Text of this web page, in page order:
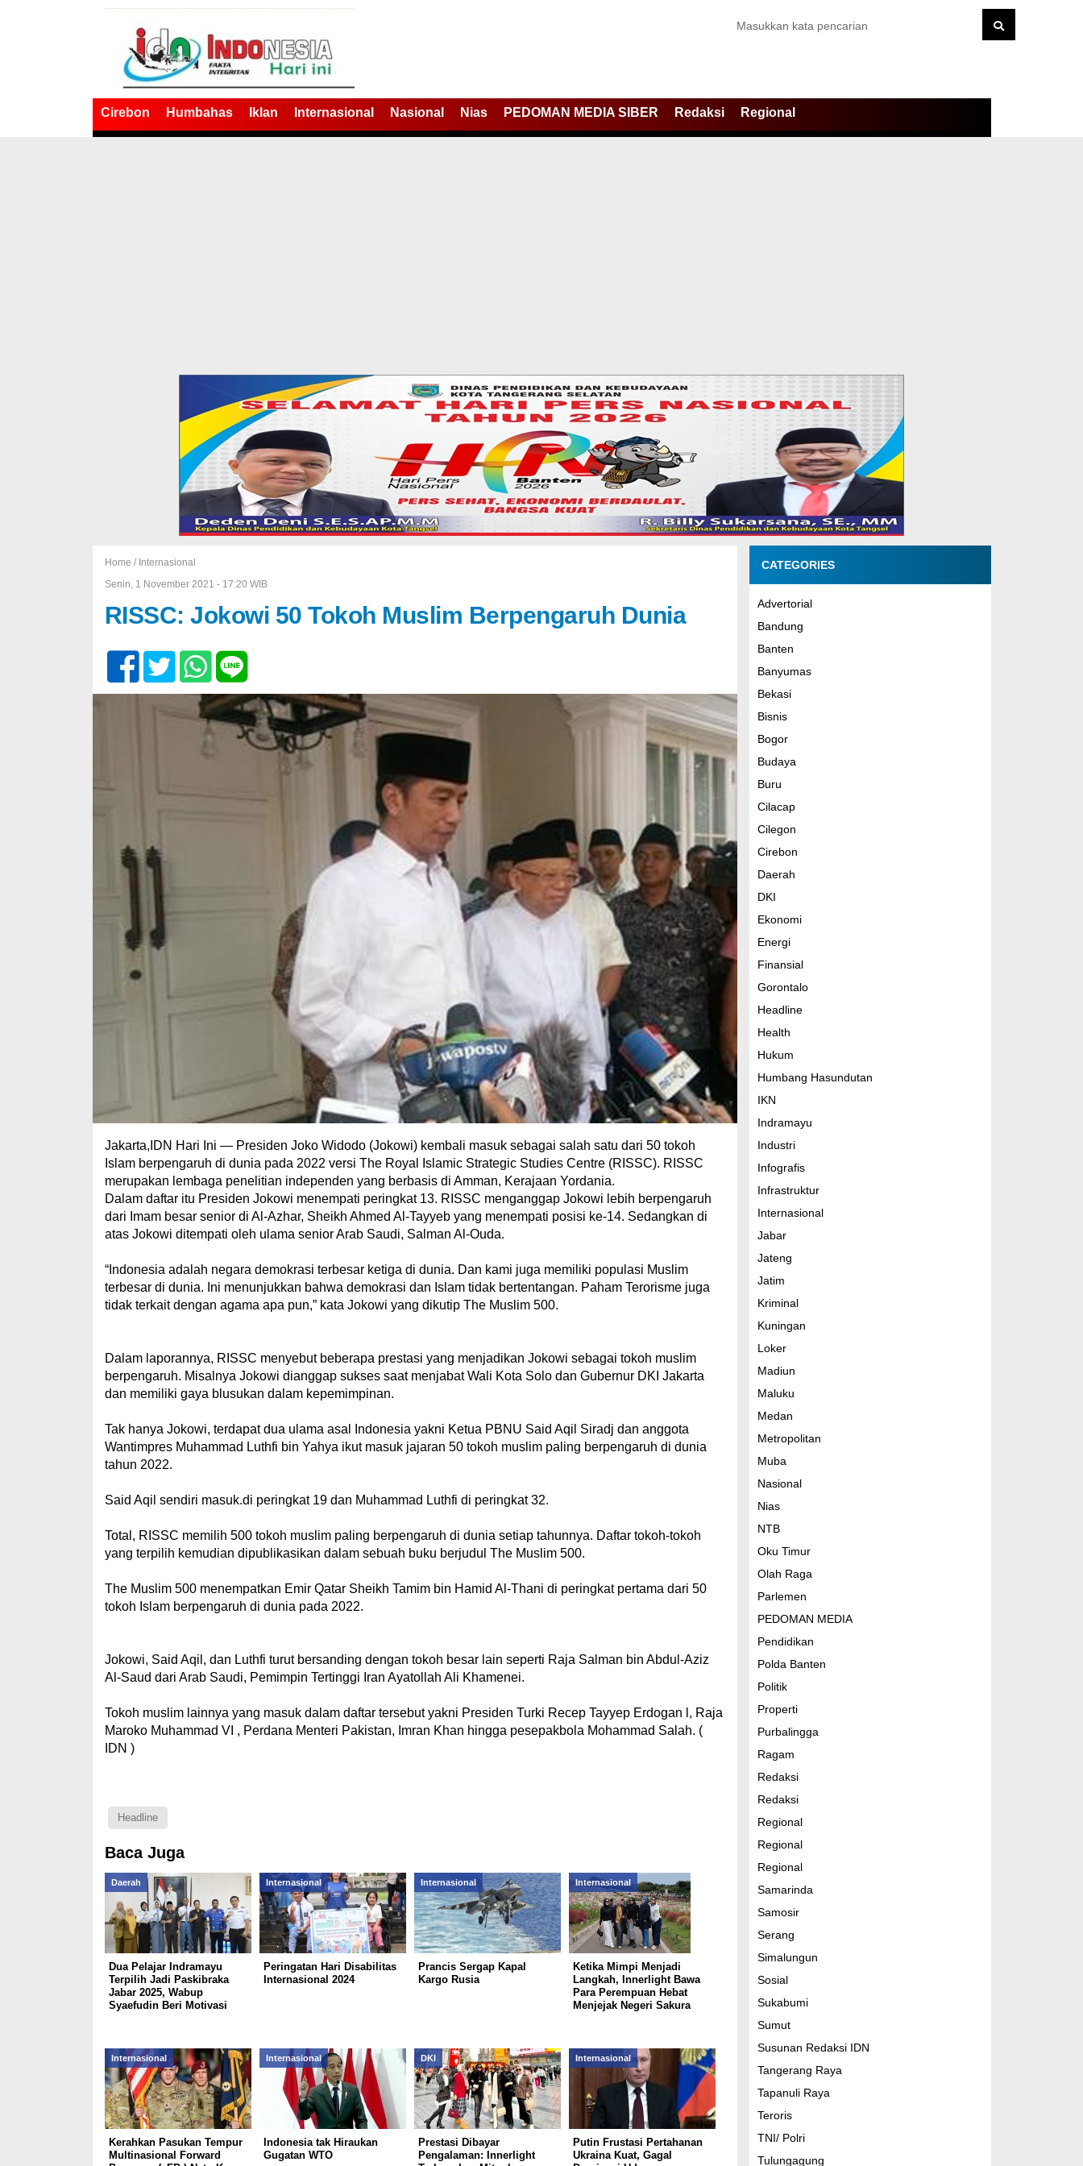
Cirebon Humbahas Iklan Internasional Nasional Nias PEDOMAN MEDIA SIBER Redaksi Regional
Home / Internasional
Senin, 1 November 2021 - 17:20 WIB
RISSC: Jokowi 50 Tokoh Muslim Berpengaruh Dunia
Jakarta,IDN Hari Ini — Presiden Joko Widodo (Jokowi) kembali masuk sebagai salah satu dari 50 tokoh
Islam berpengaruh di dunia pada 2022 versi The Royal Islamic Strategic Studies Centre (RISSC). RISSC
merupakan lembaga penelitian independen yang berbasis di Amman, Kerajaan Yordania.
Dalam daftar itu Presiden Jokowi menempati peringkat 13. RISSC menganggap Jokowi lebih berpengaruh
dari Imam besar senior di Al-Azhar, Sheikh Ahmed Al-Tayyeb yang menempati posisi ke-14. Sedangkan di
atas Jokowi ditempati oleh ulama senior Arab Saudi, Salman Al-Ouda.
“Indonesia adalah negara demokrasi terbesar ketiga di dunia. Dan kami juga memiliki populasi Muslim
terbesar di dunia. Ini menunjukkan bahwa demokrasi dan Islam tidak bertentangan. Paham Terorisme juga
tidak terkait dengan agama apa pun,” kata Jokowi yang dikutip The Muslim 500.
Dalam laporannya, RISSC menyebut beberapa prestasi yang menjadikan Jokowi sebagai tokoh muslim
berpengaruh. Misalnya Jokowi dianggap sukses saat menjabat Wali Kota Solo dan Gubernur DKI Jakarta
dan memiliki gaya blusukan dalam kepemimpinan.
Tak hanya Jokowi, terdapat dua ulama asal Indonesia yakni Ketua PBNU Said Aqil Siradj dan anggota
Wantimpres Muhammad Luthfi bin Yahya ikut masuk jajaran 50 tokoh muslim paling berpengaruh di dunia
tahun 2022.
Said Aqil sendiri masuk.di peringkat 19 dan Muhammad Luthfi di peringkat 32.
Total, RISSC memilih 500 tokoh muslim paling berpengaruh di dunia setiap tahunnya. Daftar tokoh-tokoh
yang terpilih kemudian dipublikasikan dalam sebuah buku berjudul The Muslim 500.
The Muslim 500 menempatkan Emir Qatar Sheikh Tamim bin Hamid Al-Thani di peringkat pertama dari 50
tokoh Islam berpengaruh di dunia pada 2022.
Jokowi, Said Aqil, dan Luthfi turut bersanding dengan tokoh besar lain seperti Raja Salman bin Abdul-Aziz
Al-Saud dari Arab Saudi, Pemimpin Tertinggi Iran Ayatollah Ali Khamenei.
Tokoh muslim lainnya yang masuk dalam daftar tersebut yakni Presiden Turki Recep Tayyep Erdogan l, Raja
Maroko Muhammad VI , Perdana Menteri Pakistan, Imran Khan hingga pesepakbola Mohammad Salah. (
IDN )
Headline
Baca Juga
Daerah
Dua Pelajar Indramayu
Terpilih Jadi Paskibraka
Jabar 2025, Wabup
Syaefudin Beri Motivasi
Internasional
Peringatan Hari Disabilitas
Internasional 2024
Internasional
Prancis Sergap Kapal
Kargo Rusia
Internasional
Ketika Mimpi Menjadi
Langkah, Innerlight Bawa
Para Perempuan Hebat
Menjejak Negeri Sakura
Internasional
Kerahkan Pasukan Tempur
Multinasional Forward
Internasional
Indonesia tak Hiraukan
Gugatan WTO
DKI
Prestasi Dibayar
Pengalaman: Innerlight
Internasional
Putin Frustasi Pertahanan
Ukraina Kuat, Gagal
CATEGORIES
Advertorial
Bandung
Banten
Banyumas
Bekasi
Bisnis
Bogor
Budaya
Buru
Cilacap
Cilegon
Cirebon
Daerah
DKI
Ekonomi
Energi
Finansial
Gorontalo
Headline
Health
Hukum
Humbang Hasundutan
IKN
Indramayu
Industri
Infografis
Infrastruktur
Internasional
Jabar
Jateng
Jatim
Kriminal
Kuningan
Loker
Madiun
Maluku
Medan
Metropolitan
Muba
Nasional
Nias
NTB
Oku Timur
Olah Raga
Parlemen
PEDOMAN MEDIA
Pendidikan
Polda Banten
Politik
Properti
Purbalingga
Ragam
Redaksi
Redaksi
Regional
Regional
Regional
Samarinda
Samosir
Serang
Simalungun
Sosial
Sukabumi
Sumut
Susunan Redaksi IDN
Tangerang Raya
Tapanuli Raya
Teroris
TNI/ Polri
Tulungagung